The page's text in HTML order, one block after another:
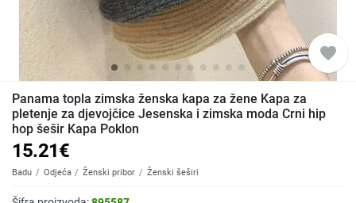
favorite
Panama topla zimska ženska kapa za žene Kapa za
pletenje za djevojčice Jesenska i zimska moda Crni hip
hop šešir Kapa Poklon
15.21€
Badu Odjeća Ženski pribor Ženski šeširi